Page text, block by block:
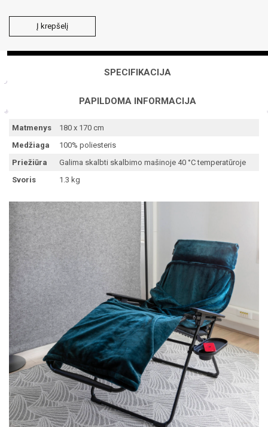
pledas
Į krepšelį
SPECIFIKACIJA
PAPILDOMA INFORMACIJA
Matmenys
180 x 170 cm
Medžiaga
100% poliesteris
Priežiūra
Galima skalbti skalbimo mašinoje 40 °C temperatūroje
Svoris
1.3 kg